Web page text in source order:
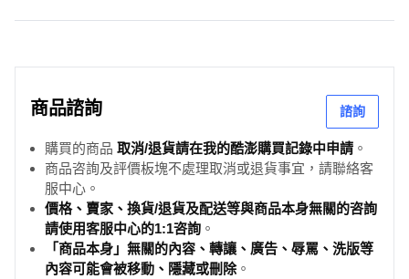
商品諮詢 諮詢
購買的商品 取消/退貨請在我的酷澎購買記錄中申請 。
商品咨詢及評價板塊不處理取消或退貨事宜，請聯絡客
服中心。
價格、賣家、換貨/退貨及配送等與商品本身無關的咨詢
請使用客服中心的1:1咨詢 。
「商品本身」無關的內容、轉讓、廣告、辱罵、洗版等
內容可能會被移動、隱藏或刪除。